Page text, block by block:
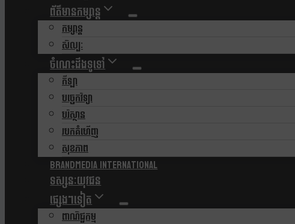
ព័ត៌មានកម្សាន្ត
កម្សាន្ត
សិល្បៈ
ចំណេះដឹងទូទៅ
កីឡា
បច្ចេកវិទ្យា
បរិស្ថាន
របកគំហើញ
សុខភាព
Brandmedia international
ទស្សនៈយុវជន
ផ្សេងៗទៀត
ពាណិជ្ជកម្ម